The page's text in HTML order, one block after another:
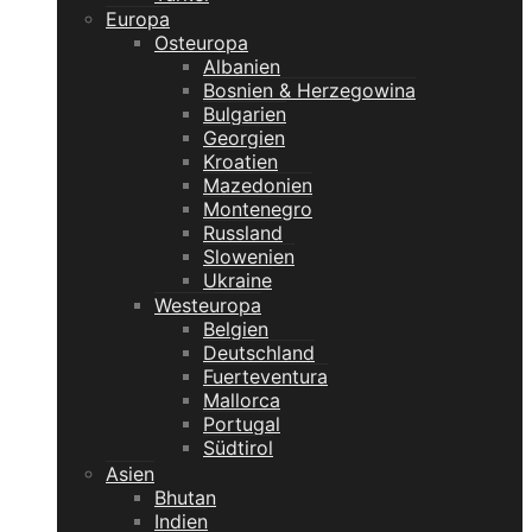
Europa
Osteuropa
Albanien
Bosnien & Herzegowina
Bulgarien
Georgien
Kroatien
Mazedonien
Montenegro
Russland
Slowenien
Ukraine
Westeuropa
Belgien
Deutschland
Fuerteventura
Mallorca
Portugal
Südtirol
Asien
Bhutan
Indien